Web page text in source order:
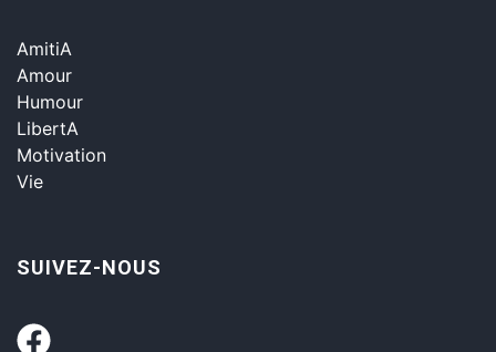
AmitiA
Amour
Humour
LibertA
Motivation
Vie
SUIVEZ-NOUS